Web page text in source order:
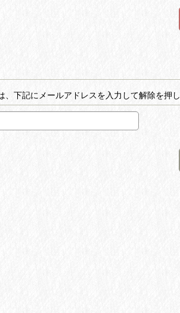
下記にメールアドレスを入力して解除を押し